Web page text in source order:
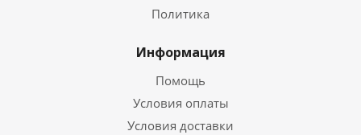
Политика
Информация
Помощь
Условия оплаты
Условия доставки